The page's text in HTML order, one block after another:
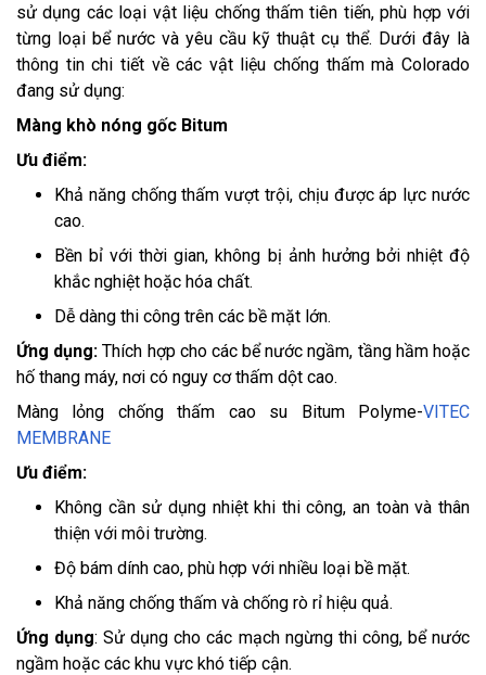
sử dụng các loại vật liệu chống thấm tiên tiến, phù hợp với
từng loại bể nước và yêu cầu kỹ thuật cụ thể. Dưới đây là
thông tin chi tiết về các vật liệu chống thấm mà Colorado
đang sử dụng:
Màng khò nóng gốc Bitum
Ưu điểm:
Khả năng chống thấm vượt trội, chịu được áp lực nước
cao.
Bền bỉ với thời gian, không bị ảnh hưởng bởi nhiệt độ
khắc nghiệt hoặc hóa chất.
Dễ dàng thi công trên các bề mặt lớn.
Ứng dụng:Thích hợp cho các bể nước ngầm, tầng hầm hoặc
hố thang máy, nơi có nguy cơ thấm dột cao.
Màng lỏng chống thấm cao su Bitum Polyme-VITEC
MEMBRANE
Ưu điểm:
Không cần sử dụng nhiệt khi thi công, an toàn và thân
thiện với môi trường.
Độ bám dính cao, phù hợp với nhiều loại bề mặt.
Khả năng chống thấm và chống rò rỉ hiệu quả.
Ứng dụng: Sử dụng cho các mạch ngừng thi công, bể nước
ngầm hoặc các khu vực khó tiếp cận.